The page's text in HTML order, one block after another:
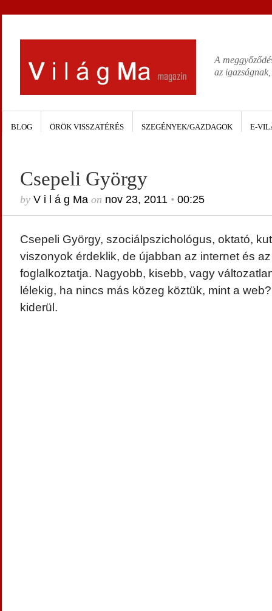
A
az
BLOG ÖRÖK VISSZATÉRÉS SZEGÉNYEK/GAZDAGOK E-
Csepeli György
by V i l á g Maon nov 23, 2011• 00:25
Csepeli György, szociálpszichológus, oktató,
viszonyok érdeklik, de újabban az internet és
foglalkoztatja. Nagyobb, kisebb, vagy
lélekig, ha nincs más közeg köztük, mint a
kiderül.